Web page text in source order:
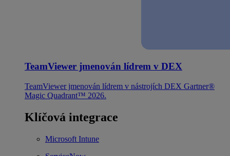
TeamViewer jmenován lídrem v DEX
TeamViewer jmenován lídrem v nástrojích DEX Gartner®
Magic Quadrant™ 2026.
Klíčová integrace
Microsoft Intune